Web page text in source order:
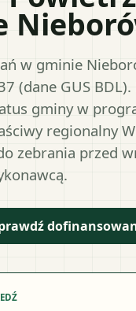
w gminie
(dane GUS
gminy w
regionalny
zebrania przed